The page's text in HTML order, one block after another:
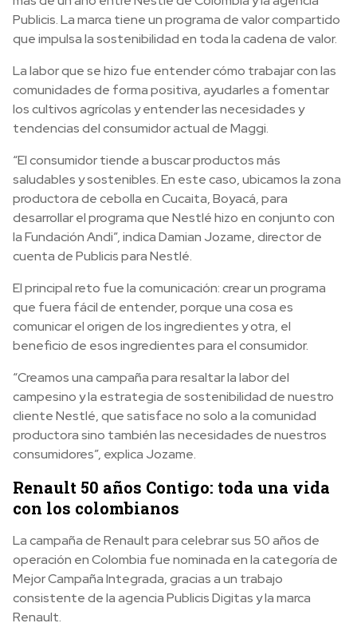
Publicis. La marca tiene un programa de valor compartido
que impulsa la sostenibilidad en toda la cadena de valor.
La labor que se hizo fue entender cómo trabajar con las
comunidades de forma positiva, ayudarles a fomentar
los cultivos agrícolas y entender las necesidades y
tendencias del consumidor actual de Maggi.
“El consumidor tiende a buscar productos más
saludables y sostenibles. En este caso, ubicamos la zona
productora de cebolla en Cucaita, Boyacá, para
desarrollar el programa que Nestlé hizo en conjunto con
la Fundación Andi”, indica Damian Jozame, director de
cuenta de Publicis para Nestlé.
El principal reto fue la comunicación: crear un programa
que fuera fácil de entender, porque una cosa es
comunicar el origen de los ingredientes y otra, el
beneficio de esos ingredientes para el consumidor.
“Creamos una campaña para resaltar la labor del
campesino y la estrategia de sostenibilidad de nuestro
cliente Nestlé, que satisface no solo a la comunidad
productora sino también las necesidades de nuestros
consumidores”, explica Jozame.
Renault 50 años Contigo: toda una vida
con los colombianos
La campaña de Renault para celebrar sus 50 años de
operación en Colombia fue nominada en la categoría de
Mejor Campaña Integrada, gracias a un trabajo
consistente de la agencia Publicis Digitas y la marca
Renault.